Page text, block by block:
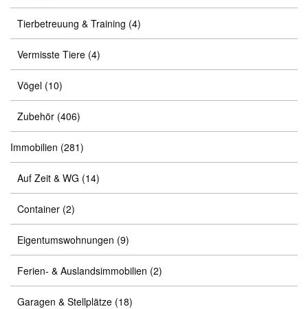
Tierbetreuung & Training (4)
Vermisste Tiere (4)
Vögel (10)
Zubehör (406)
Immobilien (281)
Auf Zeit & WG (14)
Container (2)
Eigentumswohnungen (9)
Ferien- & Auslandsimmobilien (2)
Garagen & Stellplätze (18)